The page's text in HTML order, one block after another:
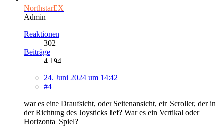
NorthstarEX
Admin
Reaktionen
302
Beiträge
4.194
24. Juni 2024 um 14:42
#4
war es eine Draufsicht, oder Seitenansicht, ein Scroller, der in
der Richtung des Joysticks lief? War es ein Vertikal oder
Horizontal Spiel?